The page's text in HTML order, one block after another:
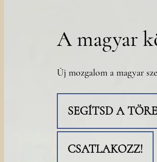
A magyar
Új mozgalom a magyar
SEGÍTSD A
CSATLAKOZZ!